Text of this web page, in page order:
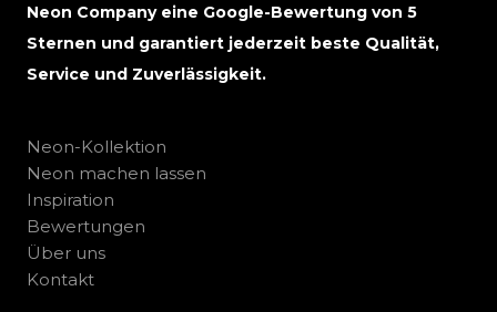
Neon Company eine Google-Bewertung von 5
Sternen und garantiert jederzeit beste Qualität,
Service und Zuverlässigkeit.
Neon-Kollektion
Neon machen lassen
Inspiration
Bewertungen
Über uns
Kontakt